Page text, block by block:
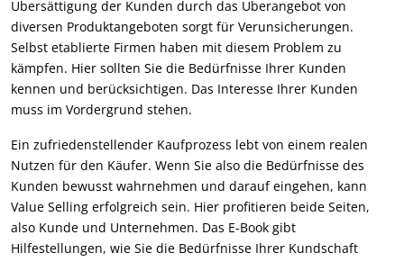
Übersättigung der Kunden durch das Überangebot von
diversen Produktangeboten sorgt für Verunsicherungen.
Selbst etablierte Firmen haben mit diesem Problem zu
kämpfen. Hier sollten Sie die Bedürfnisse Ihrer Kunden
kennen und berücksichtigen. Das Interesse Ihrer Kunden
muss im Vordergrund stehen.
Ein zufriedenstellender Kaufprozess lebt von einem realen
Nutzen für den Käufer. Wenn Sie also die Bedürfnisse des
Kunden bewusst wahrnehmen und darauf eingehen, kann
Value Selling erfolgreich sein. Hier profitieren beide Seiten,
also Kunde und Unternehmen. Das E-Book gibt
Hilfestellungen, wie Sie die Bedürfnisse Ihrer Kundschaft